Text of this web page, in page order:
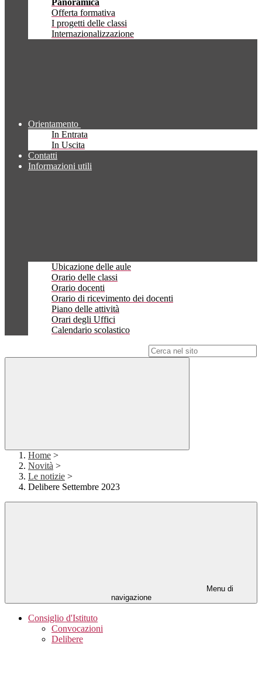
Panoramica
Offerta formativa
I progetti delle classi
Internazionalizzazione
Orientamento
In Entrata
In Uscita
Contatti
Informazioni utili
Ubicazione delle aule
Orario delle classi
Orario docenti
Orario di ricevimento dei docenti
Piano delle attività
Orari degli Uffici
Calendario scolastico
Home >
Novità >
Le notizie >
Delibere Settembre 2023
Menu di
navigazione
Consiglio d'Istituto
Convocazioni
Delibere